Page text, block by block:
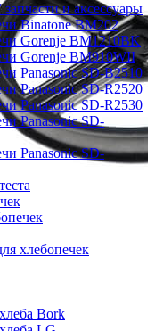
и аксессуары
Binatone BM202
Gorenje BM1210BK
Gorenje BM910WII
Panasonic SD-B2510
Panasonic SD-R2520
Panasonic SD-R2530
Panasonic SD-
Panasonic SD-
хлебопечек
Bork